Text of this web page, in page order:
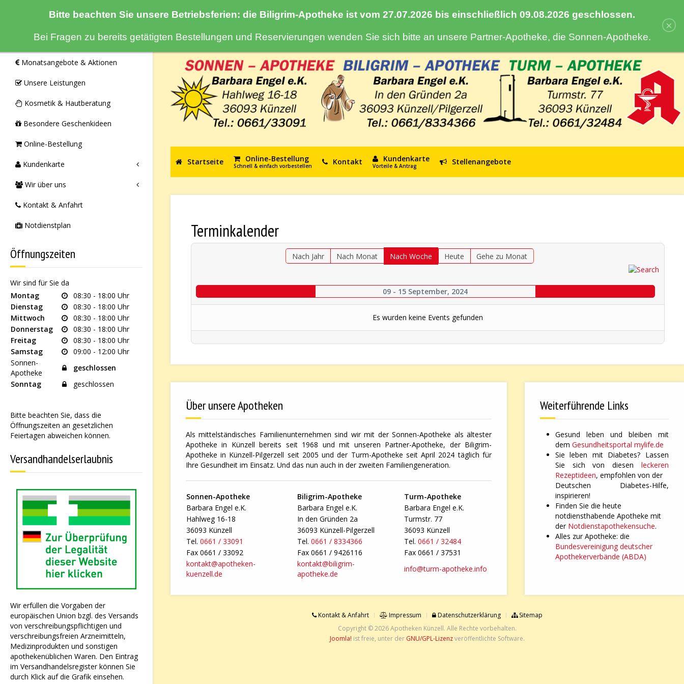
×
Bitte beachten Sie unsere Betriebsferien: die Biligrim-Apotheke ist vom 27.07.2026 bis einschließlich 09.08.2026 geschlossen.
Bei Fragen zu bereits getätigten Bestellungen und Reservierungen wenden Sie sich bitte an unsere Partner-Apotheke, die Sonnen-Apotheke.
Monatsangebote & Aktionen
Unsere Leistungen
Kosmetik & Hautberatung
Besondere Geschenkideen
Online-Bestellung
Kundenkarte
Wir über uns
Kontakt & Anfahrt
Notdienstplan
Öffnungszeiten
Wir sind für Sie da
Montag
08:30 - 18:00 Uhr
Dienstag
08:30 - 18:00 Uhr
Mittwoch
08:30 - 18:00 Uhr
Donnerstag
08:30 - 18:00 Uhr
Freitag
08:30 - 18:00 Uhr
Samstag
09:00 - 12:00 Uhr
Sonnen-
Apotheke
geschlossen
Sonntag
geschlossen
Bitte beachten Sie, dass die
Öffnungszeiten an gesetzlichen
Feiertagen abweichen können.
Versandhandelserlaubnis
Wir erfüllen die Vorgaben der
europäischen Union bzgl. des Versands
von verschreibungspflichtigen und
verschreibungsfreien Arzneimitteln,
Medizinprodukten und sonstigen
apothekenüblichen Waren. Den Eintrag
im Versandhandelsregister können Sie
durch Klick auf die Grafik einsehen.
Startseite Online-Bestellung
Schnell & einfach vorbestellen Kontakt Kundenkarte
Vorteile & Antrag Stellenangebote
Terminkalender
Nach Jahr Nach Monat Nach Woche Heute Gehe zu Monat
09 - 15 September, 2024
Es wurden keine Events gefunden
Über unsere Apotheken
Als mittelständisches Familienunternehmen sind wir mit der Sonnen-Apotheke als ältester
Apotheke in Künzell bereits seit 1968 und mit unseren Partner-Apotheke, der Biligrim-
Apotheke in Künzell-Pilgerzell seit 2005 und der Turm-Apotheke seit April 2024 täglich für
Ihre Gesundheit im Einsatz. Und das nun auch in der zweiten Familiengeneration.
Sonnen-Apotheke Biligrim-Apotheke
Turm-Apotheke
Barbara Engel e.K.
Barbara Engel e.K.
Barbara Engel e.K.
Hahlweg 16-18
In den Gründen 2a
Turmstr. 77
36093 Künzell
36093 Künzell-Pilgerzell
36093 Künzell
Tel. 0661 / 33091 Tel. 0661 / 8334366 Tel. 0661 / 32484
Fax 0661 / 33092
Fax 0661 / 9426116
Fax 0661 / 37531
kontakt@apotheken-
kuenzell.de
kontakt@biligrim-
apotheke.de
info@turm-apotheke.info
Weiterführende Links
Gesund leben und bleiben mit
dem Gesundheitsportal mylife.de
Sie leben mit Diabetes? Lassen
Sie sich von diesen leckeren
Rezeptideen, empfohlen von der
Deutschen Diabetes-Hilfe,
inspirieren!
Finden Sie die heute
notdiensthabende Apotheke mit
der Notdienstapothekensuche.
Alles zur Apotheke: die
Bundesvereinigung deutscher
Apothekerverbände (ABDA)
Kontakt & Anfahrt Impressum Datenschutzerklärung
Sitemap
Copyright © 2026 Apotheken Künzell. Alle Rechte vorbehalten.
Joomla! ist freie, unter der GNU/GPL-Lizenzveröffentlichte Software.